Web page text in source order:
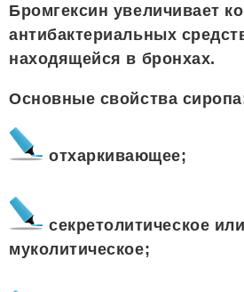
Бромгексин увеличивает
антибактериальных
находящейся в бронхах.
Основные свойства
отхаркивающее;
секретолитическое или
муколитическое;